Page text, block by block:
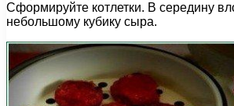
Сформируйте котлетки. В середину
небольшому кубику сыра.